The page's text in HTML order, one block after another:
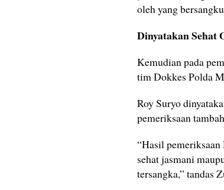
oleh yang
Dinyatakan Sehat
Kemudian pada
tim Dokkes Polda
Roy Suryo
pemeriksaan
“Hasil
sehat jasmani
tersangka,” tandas